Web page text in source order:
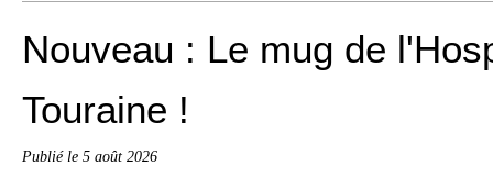
Nouveau : Le mug de
Touraine !
Publié le 5 août 2026